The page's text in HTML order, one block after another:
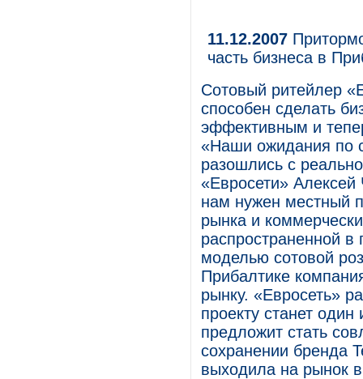
11.12.2007
часть бизнеса в
Сотовый ритейлер
способен сделать
эффективным и
«Наши ожидания по
разошлись с
«Евросети»
нам нужен местный
рынка и
распространенной в
моделью сотовой
Прибалтике
рынку. «Евросеть»
проекту станет
предложит стать
сохранении бренда
выходила на рынок